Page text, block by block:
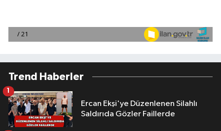
Trend Haberler
Ercan Ekşi'ye Düzenlenen Silahlı
Saldırıda Gözler Faillerde
1